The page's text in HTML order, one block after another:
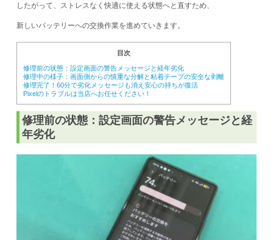
したがって、ストレスなく快適に使える状態へと直すため、
新しいバッテリーへの交換作業を進めていきます。
目次
修理前の状態：設定画面の警告メッセージと経年劣化
修理中の様子：画面側からの慎重な分解と粘着テープの安全な剥離
修理完了！60分で劣化メッセージも消え安心の持ちが復活
Pixelのトラブルは当店へお任せください！
修理前の状態：設定画面の警告メッセージと経
年劣化